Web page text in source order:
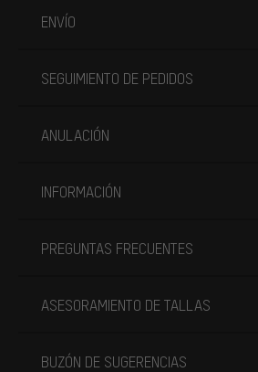
ENVÍO
SEGUIMIENTO DE PEDIDOS
ANULACIÓN
INFORMACIÓN
PREGUNTAS FRECUENTES
ASESORAMIENTO DE TALLAS
BUZÓN DE SUGERENCIAS